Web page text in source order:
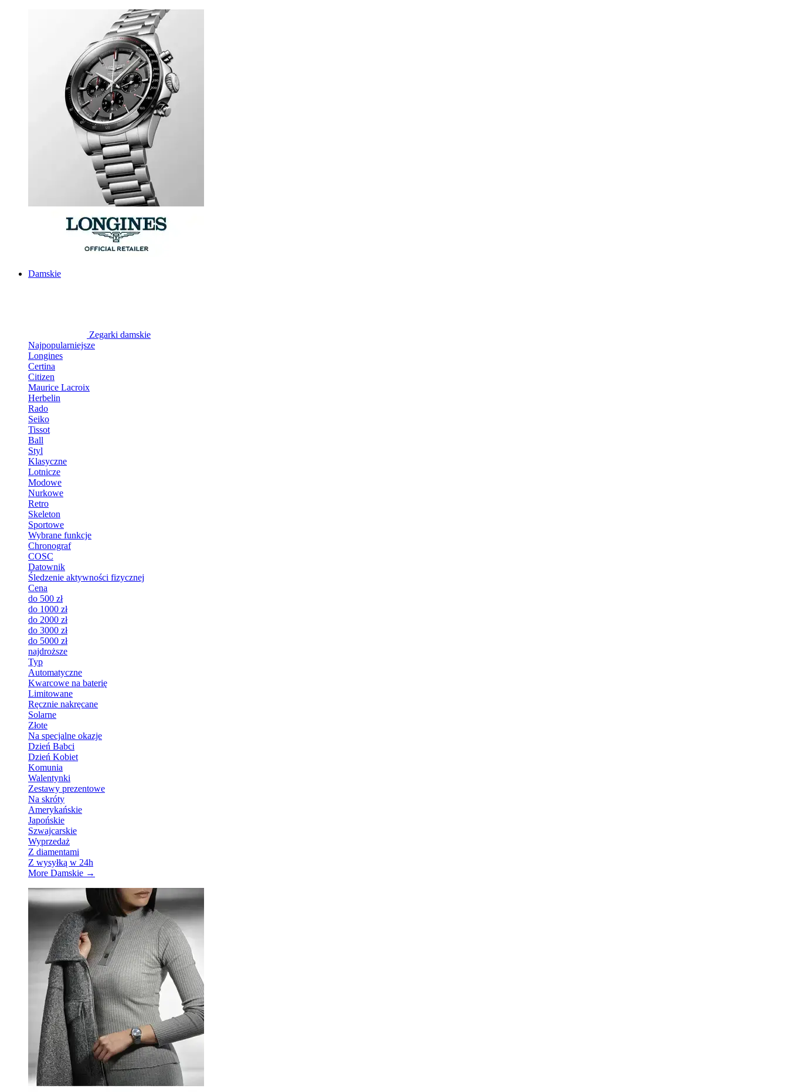
Damskie
Zegarki damskie
Najpopularniejsze
Longines
Certina
Citizen
Maurice Lacroix
Herbelin
Rado
Seiko
Tissot
Ball
Styl
Klasyczne
Lotnicze
Modowe
Nurkowe
Retro
Skeleton
Sportowe
Wybrane funkcje
Chronograf
COSC
Datownik
Śledzenie aktywności fizycznej
Cena
do 500 zł
do 1000 zł
do 2000 zł
do 3000 zł
do 5000 zł
najdroższe
Typ
Automatyczne
Kwarcowe na baterię
Limitowane
Ręcznie nakręcane
Solarne
Złote
Na specjalne okazje
Dzień Babci
Dzień Kobiet
Komunia
Walentynki
Zestawy prezentowe
Na skróty
Amerykańskie
Japońskie
Szwajcarskie
Wyprzedaż
Z diamentami
Z wysyłką w 24h
More Damskie →